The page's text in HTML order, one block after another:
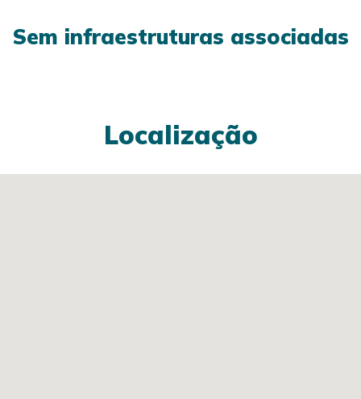
Sem infraestruturas associadas
Localização